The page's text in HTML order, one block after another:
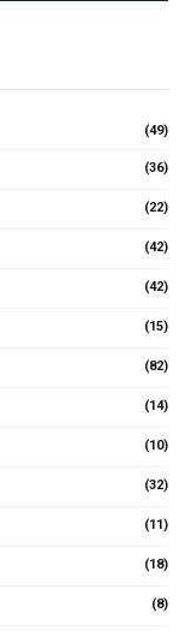
(49)
(36)
(22)
(42)
(42)
(15)
(82)
(14)
(10)
(32)
(11)
(18)
(8)